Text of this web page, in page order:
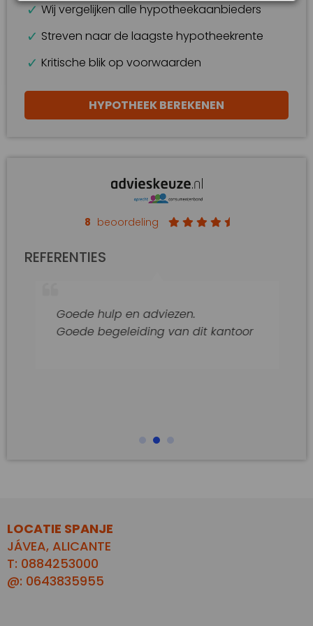
Wij vergelijken alle hypotheekaanbieders
Streven naar de laagste hypotheekrente
Kritische blik op voorwaarden
HYPOTHEEK BEREKENEN
8 beoordeling
REFERENTIES
Goede hulp en adviezen.
Goede begeleiding van dit kantoor
LOCATIE SPANJE
JÁVEA, ALICANTE
T: 0884253000
@: 0643835955